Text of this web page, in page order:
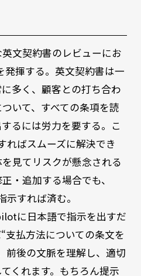
文契約書のレビューにお
揮する。英文契約書は一
多く、顧客との打ち合わ
いて、すべての条項を読
るには労力を要する。こ
ばスムーズに解決でき
見てリスクが懸念される
・追加する場合でも、
すれば済む。
に日本語で指示を出すだ
支払方法についての条文を
前後の文脈を理解し、適切
くれます。もちろん提示